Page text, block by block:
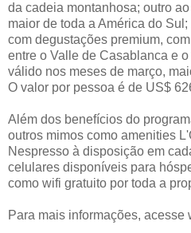
da cadeia montanhosa; outro
maior de toda a América do
com degustações premium,
entre o Valle de Casablanca e
válido nos meses de março,
O valor por pessoa é de US$
Além dos benefícios do
outros mimos como amenities
Nespresso à disposição em
celulares disponíveis para
como wifi gratuito por toda a
Para mais informações, acesse